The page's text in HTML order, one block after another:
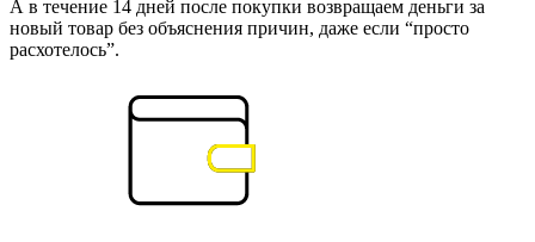
А в течение 14 дней после покупки возвращаем деньги за
новый товар без объяснения причин, даже если “просто
расхотелось”.